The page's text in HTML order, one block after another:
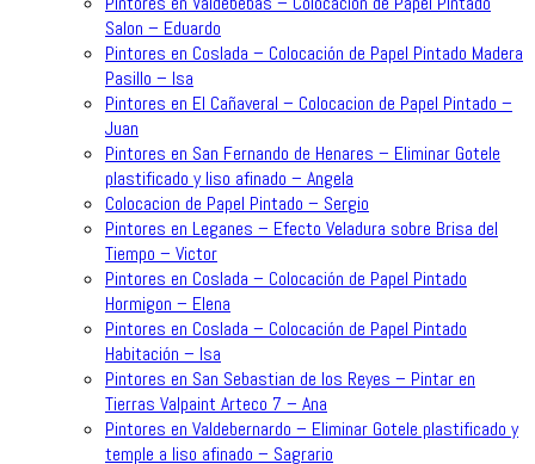
Salon – Eduardo
Pintores en Coslada – Colocación de Papel Pintado Madera
Pasillo – Isa
Pintores en El Cañaveral – Colocacion de Papel Pintado –
Juan
Pintores en San Fernando de Henares – Eliminar Gotele
plastificado y liso afinado – Angela
Colocacion de Papel Pintado – Sergio
Pintores en Leganes – Efecto Veladura sobre Brisa del
Tiempo – Victor
Pintores en Coslada – Colocación de Papel Pintado
Hormigon – Elena
Pintores en Coslada – Colocación de Papel Pintado
Habitación – Isa
Pintores en San Sebastian de los Reyes – Pintar en
Tierras Valpaint Arteco 7 – Ana
Pintores en Valdebernardo – Eliminar Gotele plastificado y
temple a liso afinado – Sagrario